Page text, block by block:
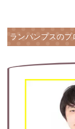
ランパンプスのプ